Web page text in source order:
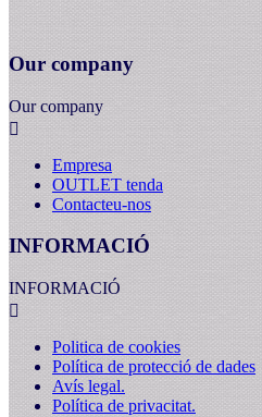
Our company
Our company

Empresa
OUTLET tenda
Contacteu-nos
INFORMACIÓ
INFORMACIÓ

Politica de cookies
Política de protecció de dades
Avís legal.
Política de privacitat.